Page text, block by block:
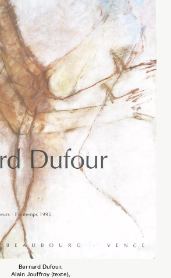
Bernard Dufour,
Alain Jouffroy (texte),